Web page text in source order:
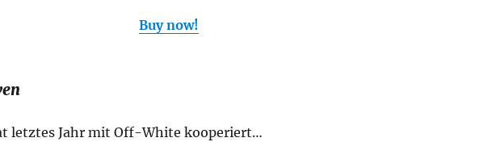
Buy now!
letztes Jahr mit Off-White kooperiert…